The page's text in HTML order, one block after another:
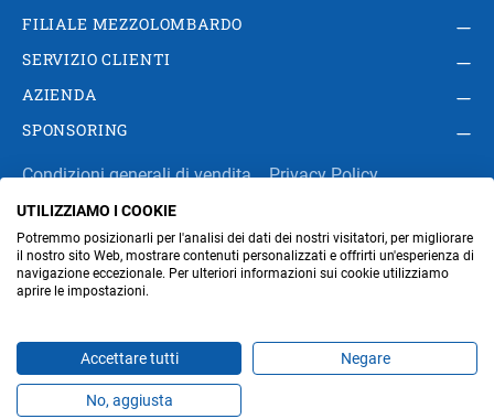
Prodotti Preferiti Temi
FILIALE MEZZOLOMBARDO
SERVIZIO CLIENTI
AZIENDA
SPONSORING
Condizioni generali di vendita
Privacy Policy
Impressum
Modifica impostazioni dei cookie
Amministrazione
UTILIZZIAMO I COOKIE
Potremmo posizionarli per l'analisi dei dati dei nostri visitatori, per migliorare
il nostro sito Web, mostrare contenuti personalizzati e offrirti un'esperienza di
navigazione eccezionale. Per ulteriori informazioni sui cookie utilizziamo
aprire le impostazioni.
Accettare tutti Negare
No, aggiusta